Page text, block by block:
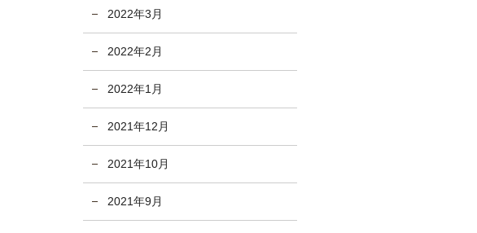
2022年3月
2022年2月
2022年1月
2021年12月
2021年10月
2021年9月